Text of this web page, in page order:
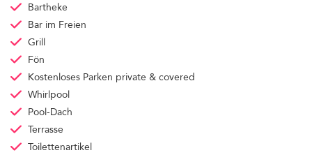
Bartheke
Bar im Freien
Grill
Fön
Kostenloses Parken private & covered
Whirlpool
Pool-Dach
Terrasse
Toilettenartikel